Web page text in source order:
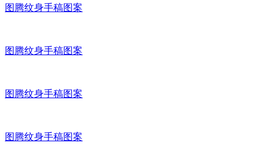
图腾纹身手稿图案
图腾纹身手稿图案
图腾纹身手稿图案
图腾纹身手稿图案